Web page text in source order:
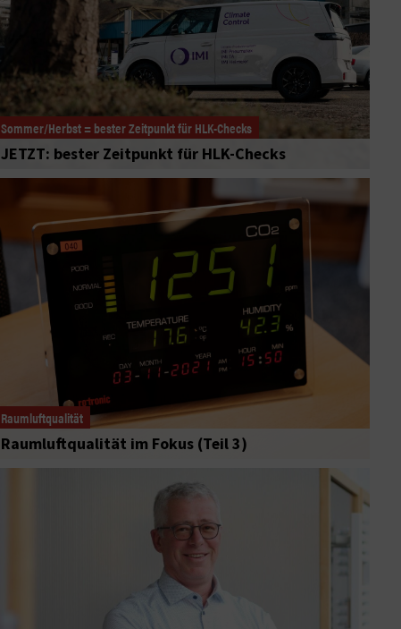
Sommer/Herbst = bester Zeitpunkt für HLK-Checks
JETZT: bester Zeitpunkt für HLK-Checks
Raumluftqualität
Raumluftqualität im Fokus (Teil 3)